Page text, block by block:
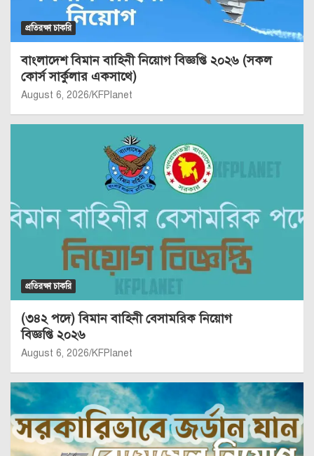
প্রতিরক্ষা চাকরি
বাংলাদেশ বিমান বাহিনী নিয়োগ বিজ্ঞপ্তি ২০২৬ (সকল
কোর্স সার্কুলার একসাথে)
August 6, 2026 KFPlanet
প্রতিরক্ষা চাকরি
(৩৪২ পদে) বিমান বাহিনী বেসামরিক নিয়োগ
বিজ্ঞপ্তি ২০২৬
August 6, 2026 KFPlanet